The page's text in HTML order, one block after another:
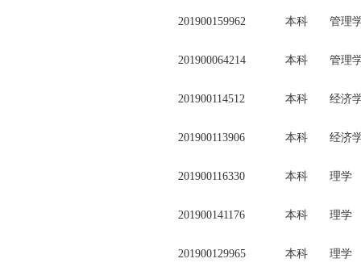
201900159962 本科 管理
201900064214 本科 管理
201900114512 本科 经济
201900113906 本科 经济
201900116330 本科 理学
201900141176 本科 理学
201900129965 本科 理学